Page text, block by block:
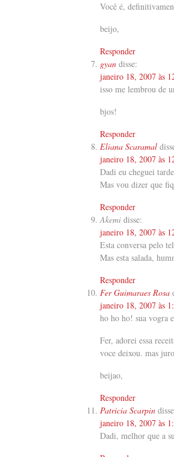
Você é,
beijo,
Responder
gyan disse:
janeiro 18, 2007 às
isso me lembrou de
bjos!
Responder
Eliana Scaramal
janeiro 18, 2007 às
Dadi eu cheguei
Mas vou dizer que
Responder
Akemi disse:
janeiro 18, 2007 às
Esta conversa pelo
Mas esta salada,
Responder
Fer Guimaraes Rosa
janeiro 18, 2007 às
ho ho ho! sua vogra
Fer, adorei essa
voce deixou. mas
beijao,
Responder
Patricia Scarpin
janeiro 18, 2007 às
Dadi, melhor que a